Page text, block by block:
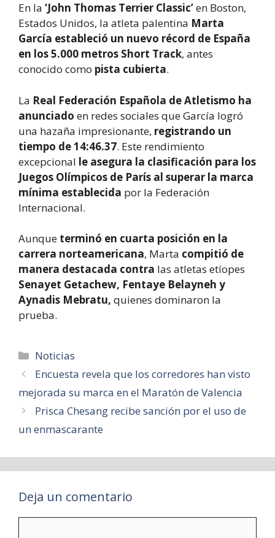
En la ‘John Thomas Terrier Classic’en Boston,
Estados Unidos, la atleta palentina Marta
García estableció un nuevo récord de España
en los 5.000 metros Short Track, antes
conocido como pista cubierta.
La Real Federación Española de Atletismo ha
anunciado en redes sociales que García logró
una hazaña impresionante, registrando un
tiempo de 14:46.37. Este rendimiento
excepcional le asegura la clasificación para los
Juegos Olímpicos de París al superar la marca
mínima establecida por la Federación
Internacional.
Aunque terminó en cuarta posición en la
carrera norteamericana, Marta compitió de
manera destacada contra las atletas etíopes
Senayet Getachew, Fentaye Belayneh y
Aynadis Mebratu, quienes dominaron la
prueba.
Categorías
Noticias
Encuesta revela que los corredores han visto
mejorada su marca en el Maratón de Valencia
Prisca Chesang recibe sanción por el uso de
un enmascarante
Deja un comentario